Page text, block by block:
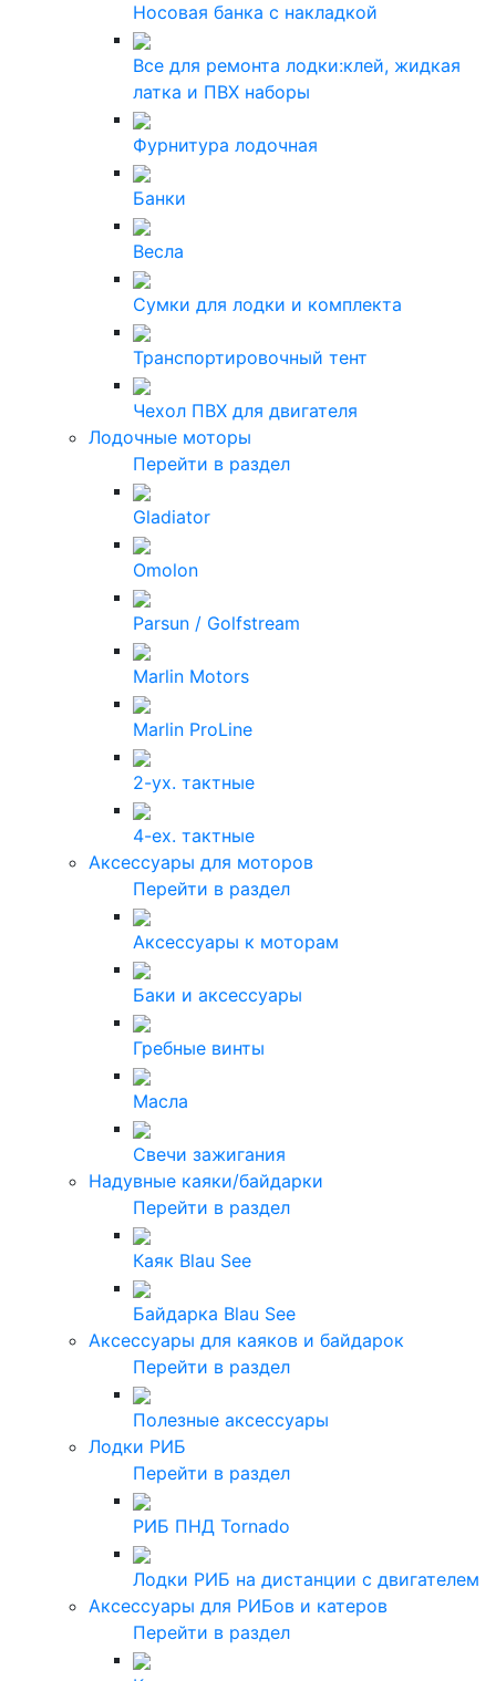
Носовая банка с накладкой
Все для ремонта лодки:клей, жидкая
латка и ПВХ наборы
Фурнитура лодочная
Банки
Весла
Сумки для лодки и комплекта
Транспортировочный тент
Чехол ПВХ для двигателя
Лодочные моторы
Перейти в раздел
Gladiator
Omolon
Parsun / Golfstream
Marlin Motors
Marlin ProLine
2-ух. тактные
4-ех. тактные
Аксессуары для моторов
Перейти в раздел
Аксессуары к моторам
Баки и аксессуары
Гребные винты
Масла
Свечи зажигания
Надувные каяки/байдарки
Перейти в раздел
Каяк Blau See
Байдарка Blau See
Аксессуары для каяков и байдарок
Перейти в раздел
Полезные аксессуары
Лодки РИБ
Перейти в раздел
РИБ ПНД Tornado
Лодки РИБ на дистанции с двигателем
Аксессуары для РИБов и катеров
Перейти в раздел